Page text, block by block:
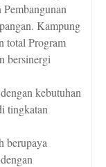
Kampung
total Program
bersinergi
kebutuhan
tingkatan
berupaya